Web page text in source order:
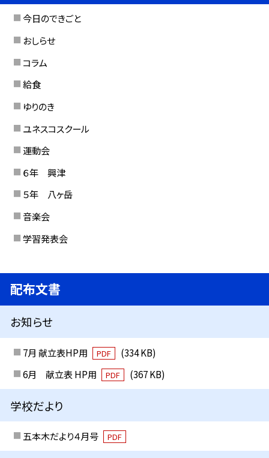
今日のできごと
おしらせ
コラム
給食
ゆりのき
ユネスコスクール
運動会
６年 興津
５年 八ヶ岳
音楽会
学習発表会
配布文書
お知らせ
7月 献立表HP用 PDF
(334 KB)
6月 献立表 HP用
PDF (367 KB)
学校だより
五本木だより４月号 PDF